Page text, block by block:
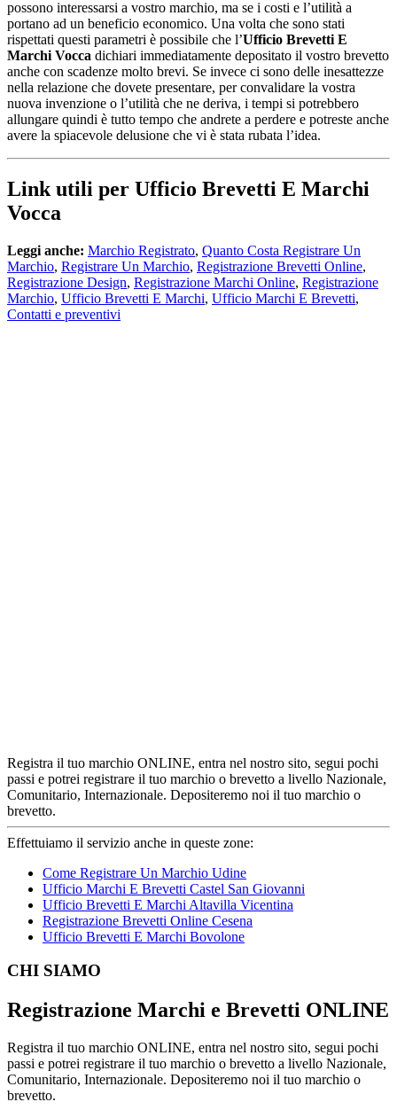
possono interessarsi a vostro marchio, ma se i costi e l’utilità a
portano ad un beneficio economico. Una volta che sono stati
rispettati questi parametri è possibile che l’Ufficio Brevetti E
Marchi Vocca dichiari immediatamente depositato il vostro brevetto
anche con scadenze molto brevi. Se invece ci sono delle inesattezze
nella relazione che dovete presentare, per convalidare la vostra
nuova invenzione o l’utilità che ne deriva, i tempi si potrebbero
allungare quindi è tutto tempo che andrete a perdere e potreste anche
avere la spiacevole delusione che vi è stata rubata l’idea.
Link utili per Ufficio Brevetti E Marchi
Vocca
Leggi anche: Marchio Registrato, Quanto Costa Registrare Un
Marchio, Registrare Un Marchio, Registrazione Brevetti Online,
Registrazione Design, Registrazione Marchi Online, Registrazione
Marchio, Ufficio Brevetti E Marchi, Ufficio Marchi E Brevetti,
Contatti e preventivi
Registra il tuo marchio ONLINE, entra nel nostro sito, segui pochi
passi e potrei registrare il tuo marchio o brevetto a livello Nazionale,
Comunitario, Internazionale. Depositeremo noi il tuo marchio o
brevetto.
Effettuiamo il servizio anche in queste zone:
Come Registrare Un Marchio Udine
Ufficio Marchi E Brevetti Castel San Giovanni
Ufficio Brevetti E Marchi Altavilla Vicentina
Registrazione Brevetti Online Cesena
Ufficio Brevetti E Marchi Bovolone
Footer
CHI SIAMO
Registrazione Marchi e Brevetti ONLINE
Registra il tuo marchio ONLINE, entra nel nostro sito, segui pochi
passi e potrei registrare il tuo marchio o brevetto a livello Nazionale,
Comunitario, Internazionale. Depositeremo noi il tuo marchio o
brevetto.